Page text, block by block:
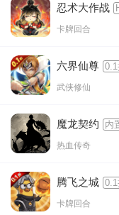
忍术大作战
卡牌回合
六界仙尊
武侠修仙
魔龙契约 内
热血传奇
腾飞之城
卡牌回合